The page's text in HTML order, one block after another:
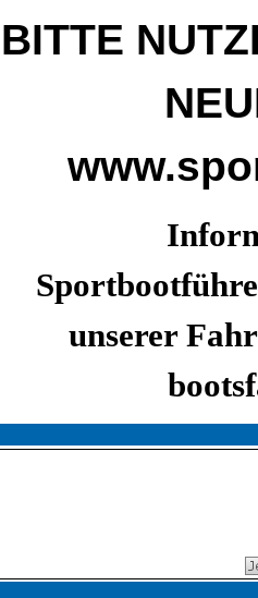
BITTE
unserer